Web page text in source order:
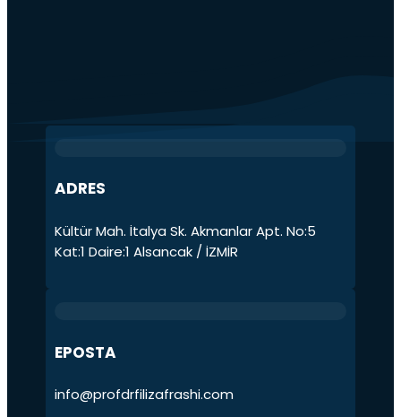
ADRES
Kültür Mah. İtalya Sk. Akmanlar Apt. No:5
Kat:1 Daire:1 Alsancak / İZMİR
EPOSTA
info@profdrfilizafrashi.com